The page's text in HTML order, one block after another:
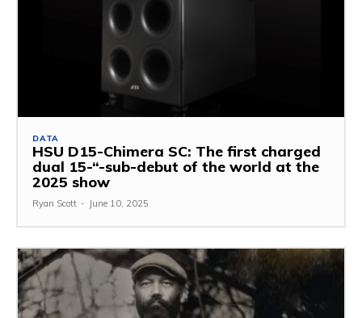
DATA
HSU D15-Chimera SC: The first charged
dual 15-“-sub-debut of the world at the
2025 show
Ryan Scott - June 10, 2025